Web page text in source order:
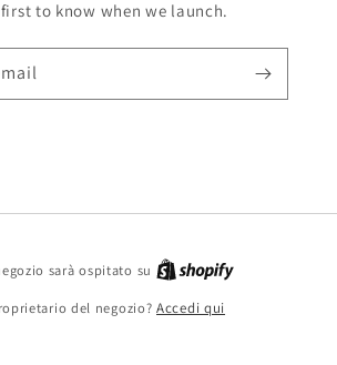
to know when we launch.
sarà ospitato su
del negozio?Accedi qui